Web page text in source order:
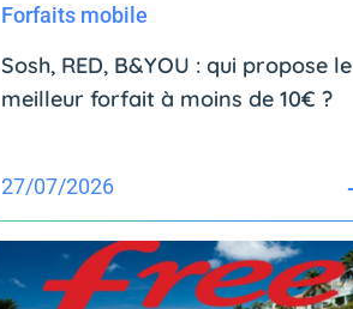
Forfaits mobile
Sosh, RED, B&YOU : qui propose le
meilleur forfait à moins de 10€ ?
27/07/2026